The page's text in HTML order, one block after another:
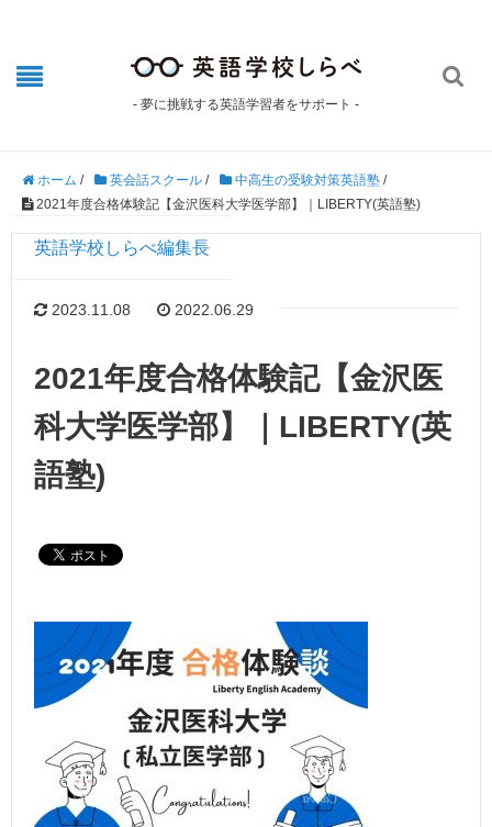
- 夢に挑戦する英語学習者をサポート -

ホーム / 英会話スクール / 中高生の受験対策英語塾 /
2021年度合格体験記【金沢医科大学医学部】｜LIBERTY(英語塾)
英語学校しらべ編集長
2023.11.08 2022.06.29
2021年度合格体験記【金沢医
科大学医学部】｜LIBERTY(英
語塾)